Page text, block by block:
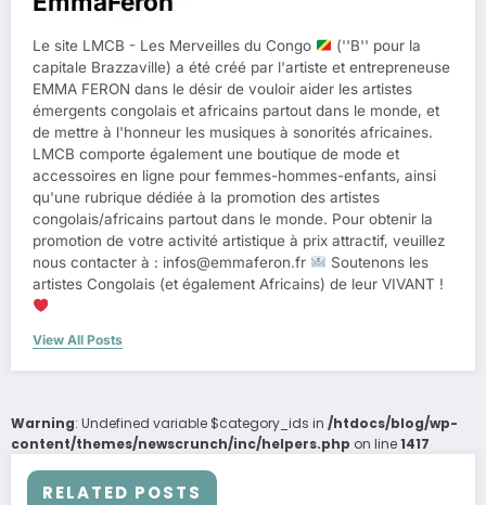
Le site LMCB - Les Merveilles du Congo
(''B'' pour la
capitale Brazzaville) a été créé par l'artiste et entrepreneuse
EMMA FERON dans le désir de vouloir aider les artistes
émergents congolais et africains partout dans le monde, et
de mettre à l'honneur les musiques à sonorités africaines.
LMCB comporte également une boutique de mode et
accessoires en ligne pour femmes-hommes-enfants, ainsi
qu'une rubrique dédiée à la promotion des artistes
congolais/africains partout dans le monde. Pour obtenir la
promotion de votre activité artistique à prix attractif, veuillez
nous contacter à : infos@emmaferon.fr
Soutenons les
artistes Congolais (et également Africains) de leur VIVANT !
View All Posts
Warning: Undefined variable $category_ids in /htdocs/blog/wp-
content/themes/newscrunch/inc/helpers.php on line1417
RELATED POSTS